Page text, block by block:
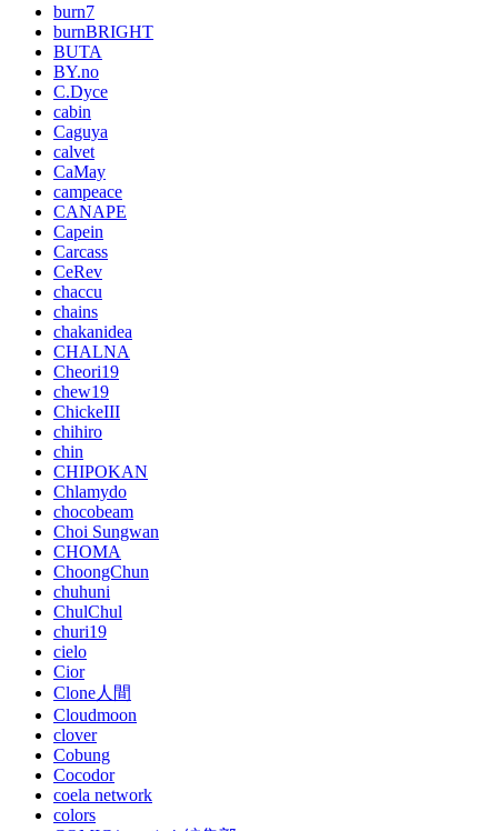
burn7
burnBRIGHT
BUTA
BY.no
C.Dyce
cabin
Caguya
calvet
CaMay
campeace
CANAPE
Capein
Carcass
CeRev
chaccu
chains
chakanidea
CHALNA
Cheori19
chew19
ChickeIII
chihiro
chin
CHIPOKAN
Chlamydo
chocobeam
Choi Sungwan
CHOMA
ChoongChun
chuhuni
ChulChul
churi19
cielo
Cior
Clone人間
Cloudmoon
clover
Cobung
Cocodor
coela network
colors